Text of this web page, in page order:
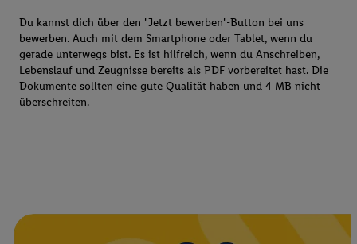
Du kannst dich über den "Jetzt bewerben"-Button bei uns
bewerben. Auch mit dem Smartphone oder Tablet, wenn du
gerade unterwegs bist. Es ist hilfreich, wenn du Anschreiben,
Lebenslauf und Zeugnisse bereits als PDF vorbereitet hast. Die
Dokumente sollten eine gute Qualität haben und 4 MB nicht
überschreiten.